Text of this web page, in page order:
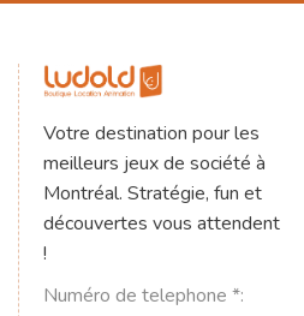
Votre destination pour les
meilleurs jeux de société à
Montréal. Stratégie, fun et
découvertes vous attendent
!
Numéro de telephone *: